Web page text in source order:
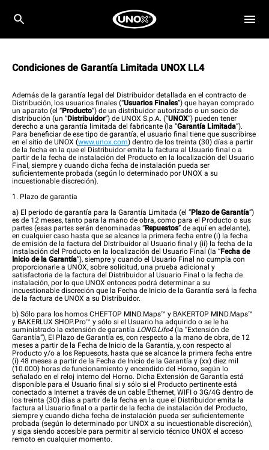
Condiciones de Garantía Limitada UNOX LL4
Además de la garantía legal del Distribuidor detallada en el contracto de
Distribución, los usuarios finales (“Usuarios Finales”) que hayan comprado
un aparato (el “Producto”) de un distribuidor autorizado o un socio de
distribución (un “Distribuidor”) de UNOX S.p.A. (“UNOX”) pueden tener
derecho a una garantía limitada del fabricante (la “Garantía Limitada”).
Para beneficiar de ese tipo de garantía, el usuario final tiene que suscribirse
en el sitio de UNOX (www.unox.com) dentro de los treinta (30) días a partir
de la fecha en la que el Distribuidor emita la factura al Usuario final o a
partir de la fecha de instalación del Producto en la localización del Usuario
Final, siempre y cuando dicha fecha de instalación pueda ser
suficientemente probada (según lo determinado por UNOX a su
incuestionable discreción).
1. Plazo de garantía
a) El periodo de garantía para la Garantía Limitada (el “Plazo de Garantía”)
es de 12 meses, tanto para la mano de obra, como para el Producto o sus
partes (esas partes serán denominadas “Repuestos” de aquí en adelante),
en cualquier caso hasta que se alcance la primera fecha entre (i) la fecha
de emisión de la factura del Distribuidor al Usuario final y (ii) la fecha de la
instalación del Producto en la localización del Usuario Final (la “Fecha de
Inicio de la Garantía”), siempre y cuando el Usuario Final no cumpla con
proporcionarle a UNOX, sobre solicitud, una prueba adicional y
satisfactoria de la factura del Distribuidor al Usuario Final o la fecha de
instalación, por lo que UNOX entonces podrá determinar a su
incuestionable discreción que la Fecha de Inicio de la Garantía será la fecha
de la factura de UNOX a su Distribuidor.
b) Sólo para los hornos CHEFTOP MIND.Maps™ y BAKERTOP MIND.Maps™
y BAKERLUX SHOP.Pro™ y sólo si el Usuario ha adquirido o se le ha
suministrado la extensión de garantía LONG.Life4(la “Extensión de
Garantía”), El Plazo de Garantía es, con respecto a la mano de obra, de 12
meses a partir de la Fecha de Inicio de la Garantía, y, con respecto al
Producto y/o a los Repuesots, hasta que se alcance la primera fecha entre
(i) 48 meses a partir de la Fecha de Inicio de la Garantía y (xx) diez mil
(10.000) horas de funcionamiento y encendido del Horno, según lo
señalado en el reloj interno del Horno. Dicha Extensión de Garantía está
disponible para el Usuario final si y sólo si el Producto pertinente está
conectado a Internet a través de un cable Ethernet, WIFI o 3G/4G dentro de
los treinta (30) días a partir de la fecha en la que el Distribuidor emita la
factura al Usuario final o a partir de la fecha de instalación del Producto,
siempre y cuando dicha fecha de instalación pueda ser suficientemente
probada (según lo determinado por UNOX a su incuestionable discreción),
y siga siendo accesible para permitir al servicio técnico UNOX el acceso
remoto en cualquier momento.